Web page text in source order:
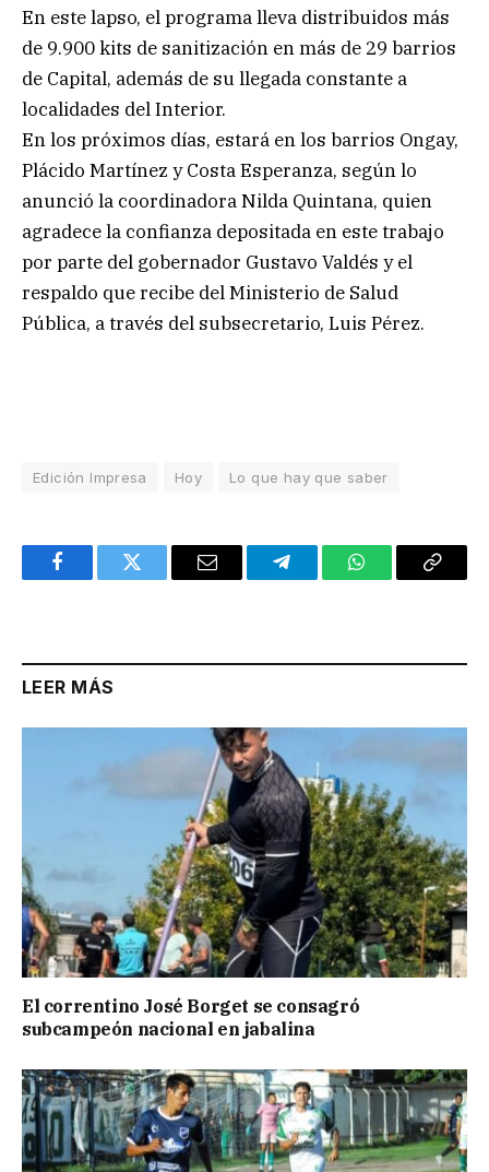
En este lapso, el programa lleva distribuidos más
de 9.900 kits de sanitización en más de 29 barrios
de Capital, además de su llegada constante a
localidades del Interior.
En los próximos días, estará en los barrios Ongay,
Plácido Martínez y Costa Esperanza, según lo
anunció la coordinadora Nilda Quintana, quien
agradece la confianza depositada en este trabajo
por parte del gobernador Gustavo Valdés y el
respaldo que recibe del Ministerio de Salud
Pública, a través del subsecretario, Luis Pérez.
Edición Impresa Hoy Lo que hay que saber
FacebookTwitter Email TelegramWhatsAppCopy
LEER MÁS
El correntino José Borget se consagró
subcampeón nacional en jabalina